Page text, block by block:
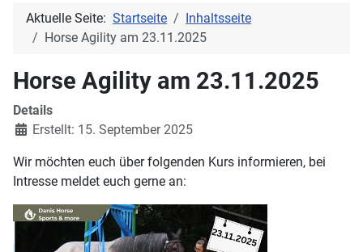
Aktuelle Seite: Startseite
Inhaltsseite
Horse Agility am 23.11.2025
Horse Agility am 23.11.2025
Details
Erstellt: 15. September 2025
Wir möchten euch über folgenden Kurs informieren, bei
Intresse meldet euch gerne an: